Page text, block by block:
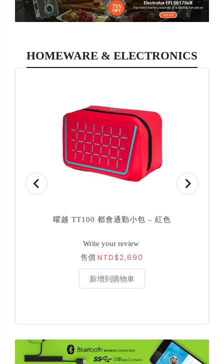
HOMEWARE & ELECTRONICS
曜越 TT100 都會通勤小包 – 紅色
Write your review
售價 NTD$2,690
新增到購物車